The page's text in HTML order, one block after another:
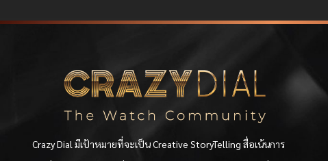
Crazy Dial มีเป้าหมายที่จะเป็น Creative StoryTelling สื่อเน้นการ